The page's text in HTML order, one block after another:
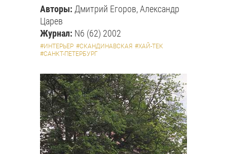
Авторы: Дмитрий Егоров, Александр
Царев
Журнал: N6 (62) 2002
#ИНТЕРЬЕР #СКАНДИНАВСКАЯ #ХАЙ-ТЕК
#САНКТ-ПЕТЕРБУРГ